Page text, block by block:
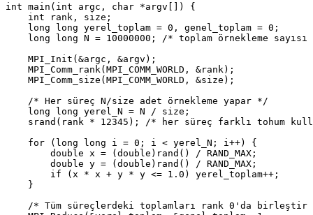
int main ( int argc , char *argv [])
{
int
rank , size ;
long
long yerel_toplam = 0 , genel_toplam = 0 ;
long
long N = 10000000 ;
/* toplam örnekleme
MPI_Init ( &argc , &argv );
MPI_Comm_rank ( MPI_COMM_WORLD , &rank );
MPI_Comm_size ( MPI_COMM_WORLD , &size );
/* Her süreç N/size adet örnekleme yapar */
long
long yerel_N = N / size ;
srand ( rank * 12345 );
/* her süreç farklı tohum
for
( long long i = 0 ; i < yerel_N ; i ++)
{
double
x = ( double ) rand () / RAND_MAX ;
double y = ( double ) rand () / RAND_MAX ;
if
( x * x + y * y <= 1.0 ) yerel_toplam++ ;
}
/* Tüm süreçlerdeki toplamları rank 0'da